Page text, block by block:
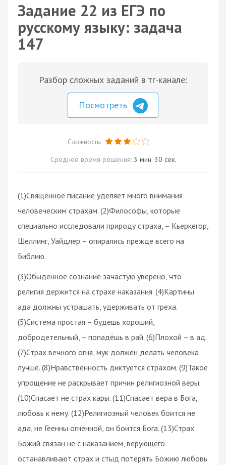
Задание 22 из ЕГЭ по
русскому языку: задача
147
Разбор сложных заданий в тг-канале:
Посмотреть
Сложность:
Среднее время решения: 3 мин. 30 сек.
(1)Священное писание уделяет много внимания
человеческим страхам. (2)Философы, которые
специально исследовали природу страха, – Кьеркегор,
Шеллинг, Уайдлер – опирались прежде всего на
Библию.
(3)Обыденное сознание зачастую уверено, что
религия держится на страхе наказания. (4)Картины
ада должны устрашать, удерживать от греха.
(5)Система простая – будешь хороший,
добродетельный, – попадёшь в рай. (6)Плохой – в ад.
(7)Страх вечного огня, мук должен делать человека
лучше. (8)Нравственность диктуется страхом. (9)Такое
упрощение не раскрывает причин религиозной веры.
(10)Спасает не страх кары. (11)Спасает вера в Бога,
любовь к нему. (12)Религиозный человек боится не
ада, не Геенны огненной, он боится Бога. (13)Страх
Божий связан не с наказанием, верующего
останавливают страх и стыд потерять Божию любовь.